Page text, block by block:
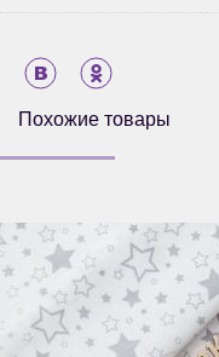
Похожие товары